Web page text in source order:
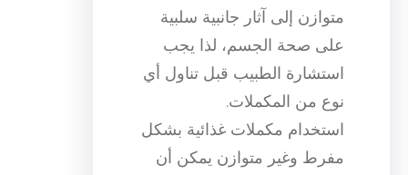
متوازن إلى آثار جانبية سلبية
على صحة الجسم، لذا يجب
استشارة الطبيب قبل تناول أي
نوع من المكملات.
استخدام مكملات غذائية بشكل
مفرط وغير متوازن يمكن أن